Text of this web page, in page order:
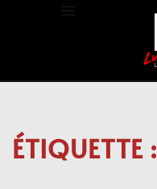
ÉTIQUETTE :